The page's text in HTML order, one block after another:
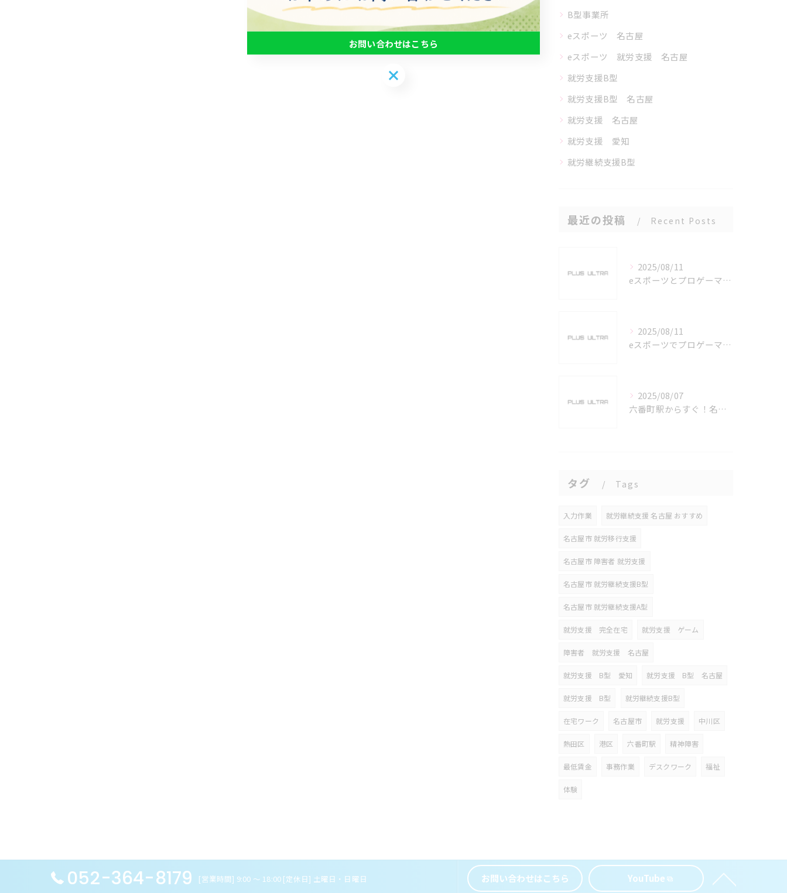
B型事業所
eスポーツ 名古屋
eスポーツ 就労支援 名古屋
就労支援B型
就労支援B型 名古屋
就労支援 名古屋
就労支援 愛知
就労継続支援B型
最近の投稿 Recent Posts
2025/08/11
eスポーツとプロゲーマーを六番町駅で目指すための実践ガイド
2025/08/11
eスポーツでプロゲーマーを目指す愛知県名古屋市の最新キャリアガイド
2025/08/07
六番町駅からすぐ！名古屋のeスポーツ施設で快適なプレイ環境を確保
タグ Tags
入力作業 就労継続支援 名古屋 おすすめ
名古屋市 就労移行支援
名古屋市 障害者 就労支援
名古屋市 就労継続支援B型
名古屋市 就労継続支援A型
就労支援 完全在宅 就労支援 ゲーム
障害者 就労支援 名古屋
就労支援 B型 愛知 就労支援 B型 名古屋
就労支援 B型 就労継続支援B型
在宅ワーク 名古屋市 就労支援 中川区
熱田区 港区 六番町駅 精神障害
最低賃金 事務作業 デスクワーク 福祉
体験
052-364-8179 [営業時間] 9:00 ～ 18:00 [定休日] 土曜日・日曜日 お問い合わせはこちら YouTube
お問い合わせはこちら
お問い合わせはこちら